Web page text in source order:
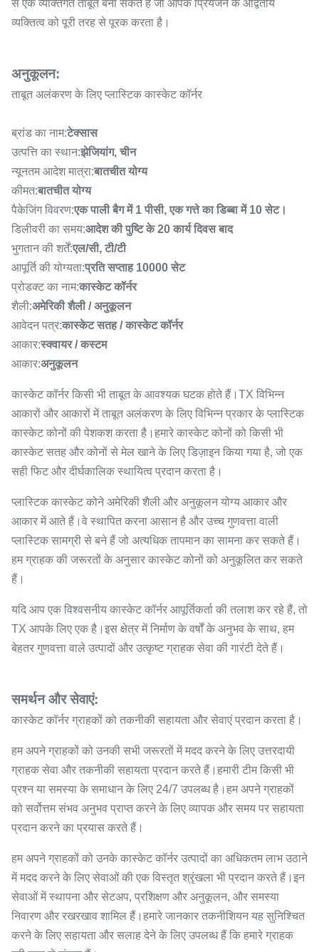
से एक व्यक्तिगत ताबूत बना सकते हैं जो आपके प्रियजन के अद्वितीय
व्यक्तित्व को पूरी तरह से पूरक करता है।
अनुकूलन:
ताबूत अलंकरण के लिए प्लास्टिक कास्केट कॉर्नर
ब्रांड का नाम:टेक्सास
उत्पत्ति का स्थान:झेजियांग, चीन
न्यूनतम आदेश मात्रा:बातचीत योग्य
कीमत:बातचीत योग्य
पैकेजिंग विवरण:एक पाली बैग में 1 पीसी, एक गत्ते का डिब्बा में 10 सेट।
डिलीवरी का समय:आदेश की पुष्टि के 20 कार्य दिवस बाद
भुगतान की शर्तें:एल/सी, टी/टी
आपूर्ति की योग्यता:प्रति सप्ताह 10000 सेट
प्रोडक्ट का नाम:कास्केट कॉर्नर
शैली:अमेरिकी शैली / अनुकूलन
आवेदन पत्र:कास्केट सतह / कास्केट कॉर्नर
आकार:स्क्वायर / कस्टम
आकार:अनुकूलन
कास्केट कॉर्नर किसी भी ताबूत के आवश्यक घटक होते हैं।TX विभिन्न
आकारों और आकारों में ताबूत अलंकरण के लिए विभिन्न प्रकार के प्लास्टिक
कास्केट कोनों की पेशकश करता है।हमारे कास्केट कोनों को किसी भी
कास्केट सतह और कोनों से मेल खाने के लिए डिज़ाइन किया गया है, जो एक
सही फिट और दीर्घकालिक स्थायित्व प्रदान करता है।
प्लास्टिक कास्केट कोने अमेरिकी शैली और अनुकूलन योग्य आकार और
आकार में आते हैं।वे स्थापित करना आसान है और उच्च गुणवत्ता वाली
प्लास्टिक सामग्री से बने हैं जो अत्यधिक तापमान का सामना कर सकते हैं।
हम ग्राहक की जरूरतों के अनुसार कास्केट कोनों को अनुकूलित कर सकते
हैं।
यदि आप एक विश्वसनीय कास्केट कॉर्नर आपूर्तिकर्ता की तलाश कर रहे हैं, तो
TX आपके लिए एक है।इस क्षेत्र में निर्माण के वर्षों के अनुभव के साथ, हम
बेहतर गुणवत्ता वाले उत्पादों और उत्कृष्ट ग्राहक सेवा की गारंटी देते हैं।
समर्थन और सेवाएं:
कास्केट कॉर्नर ग्राहकों को तकनीकी सहायता और सेवाएं प्रदान करता है।
हम अपने ग्राहकों को उनकी सभी जरूरतों में मदद करने के लिए उत्तरदायी
ग्राहक सेवा और तकनीकी सहायता प्रदान करते हैं।हमारी टीम किसी भी
प्रश्न या समस्या के समाधान के लिए 24/7 उपलब्ध है।हम अपने ग्राहकों
को सर्वोत्तम संभव अनुभव प्राप्त करने के लिए व्यापक और समय पर सहायता
प्रदान करने का प्रयास करते हैं।
हम अपने ग्राहकों को उनके कास्केट कॉर्नर उत्पादों का अधिकतम लाभ उठाने
में मदद करने के लिए सेवाओं की एक विस्तृत श्रृंखला भी प्रदान करते हैं।इन
सेवाओं में स्थापना और सेटअप, प्रशिक्षण और अनुकूलन, और समस्या
निवारण और रखरखाव शामिल हैं।हमारे जानकार तकनीशियन यह सुनिश्चित
करने के लिए सहायता और सलाह देने के लिए उपलब्ध हैं कि हमारे ग्राहक